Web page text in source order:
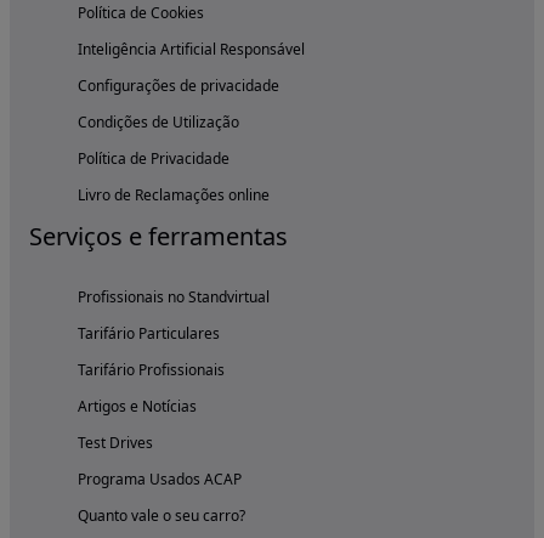
Política de Cookies
Inteligência Artificial Responsável
Configurações de privacidade
Condições de Utilização
Política de Privacidade
Livro de Reclamações online
Serviços e ferramentas
Profissionais no Standvirtual
Tarifário Particulares
Tarifário Profissionais
Artigos e Notícias
Test Drives
Programa Usados ACAP
Quanto vale o seu carro?